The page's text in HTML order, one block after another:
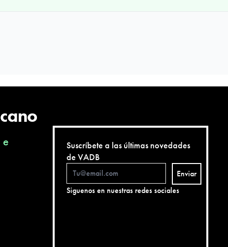
Suscríbete a las últimas novedades
de VADB
Enviar
Siguenos en nuestras redes sociales